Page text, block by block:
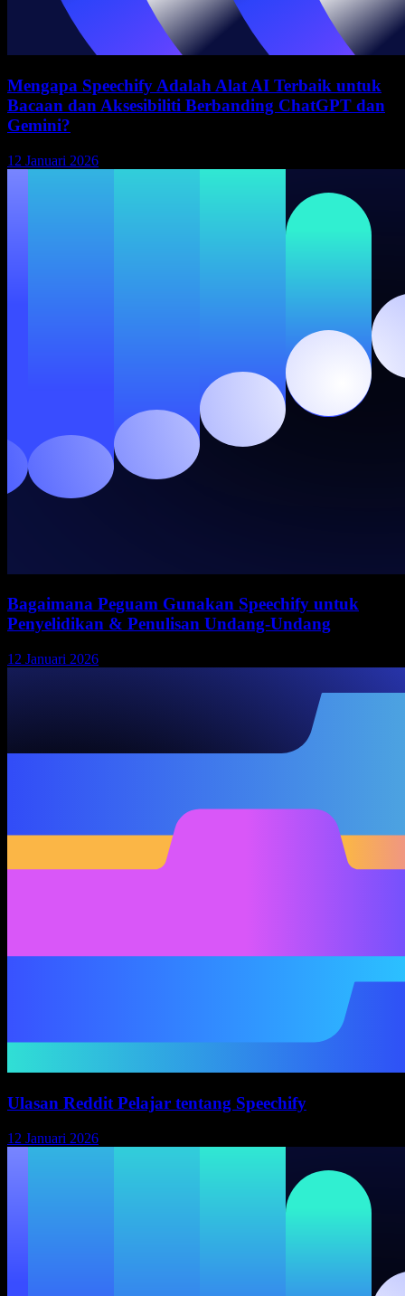
Mengapa Speechify Adalah Alat AI Terbaik untuk
Bacaan dan Aksesibiliti Berbanding ChatGPT dan
Gemini?
12 Januari 2026
Bagaimana Peguam Gunakan Speechify untuk
Penyelidikan & Penulisan Undang-Undang
12 Januari 2026
Ulasan Reddit Pelajar tentang Speechify
12 Januari 2026